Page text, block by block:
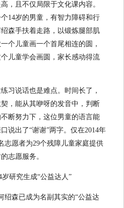
，且不仅局限于文化课内容。
14岁的男童，有智力障碍和行
森手扶着走路，以锻炼腿部肌
个儿童画一个首尾相连的圆，
儿童学会画圆，家长感动得流
习说话也是难点。时间长了，
，能从其咿呀的发音中，判断
断努力下，这位男童的语言能
说出了“谢谢”两字。仅在2014年
志愿者为29个残障儿童家庭提供
志愿服务。
绍森已成为名副其实的“公益达